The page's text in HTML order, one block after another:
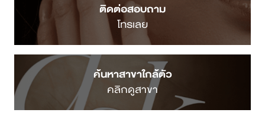
ติดต่อสอบถาม
โทรเลย
ค้นหาสาขาใกล้ตัว
คลิกดูสาขา